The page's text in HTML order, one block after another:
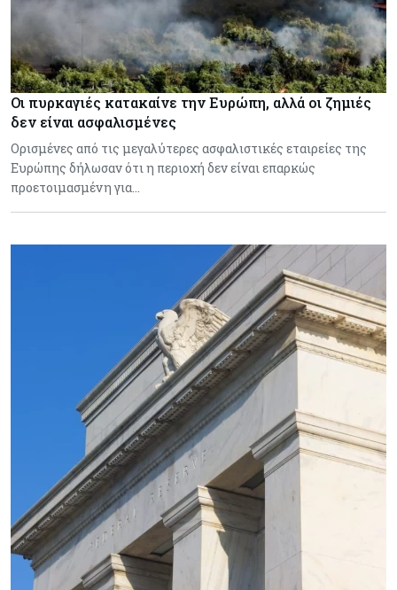
Οι πυρκαγιές κατακαίνε την Ευρώπη, αλλά οι ζημιές
δεν είναι ασφαλισμένες
Ορισμένες από τις μεγαλύτερες ασφαλιστικές εταιρείες της
Ευρώπης δήλωσαν ότι η περιοχή δεν είναι επαρκώς
προετοιμασμένη για…